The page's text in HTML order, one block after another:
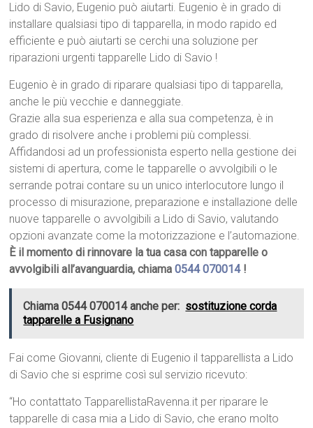
Lido di Savio, Eugenio può aiutarti. Eugenio è in grado di
installare qualsiasi tipo di tapparella, in modo rapido ed
efficiente e può aiutarti se cerchi una soluzione per
riparazioni urgenti tapparelle Lido di Savio !
Eugenio è in grado di riparare qualsiasi tipo di tapparella,
anche le più vecchie e danneggiate.
Grazie alla sua esperienza e alla sua competenza, è in
grado di risolvere anche i problemi più complessi.
Affidandosi ad un professionista esperto nella gestione dei
sistemi di apertura, come le tapparelle o avvolgibili o le
serrande potrai contare su un unico interlocutore lungo il
processo di misurazione, preparazione e installazione delle
nuove tapparelle o avvolgibili a Lido di Savio, valutando
opzioni avanzate come la motorizzazione e l’automazione.
È il momento di rinnovare la tua casa con tapparelle o
avvolgibili all’avanguardia, chiama0544 070014!
Chiama 0544 070014 anche per: sostituzione corda
tapparelle a Fusignano
Fai come Giovanni, cliente di Eugenio il tapparellista a Lido
di Savio che si esprime così sul servizio ricevuto:
“Ho contattato TapparellistaRavenna.it per riparare le
tapparelle di casa mia a Lido di Savio, che erano molto